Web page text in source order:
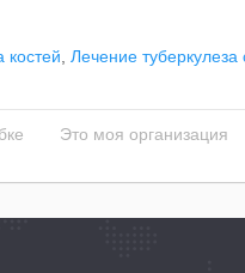
костей Лечение туберкулеза
Это моя организация